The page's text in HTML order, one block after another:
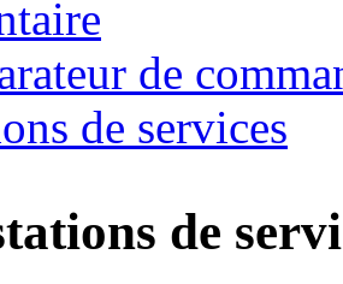
de
de services
de